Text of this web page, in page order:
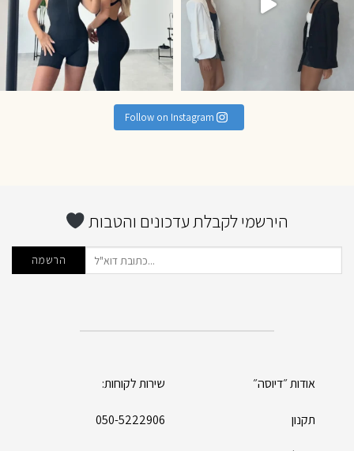
Follow on Instagram
הירשמי לקבלת עדכונים והטבות
אודות ״דיוסה״
תקנון
שירות לקוחות:
050-5222906